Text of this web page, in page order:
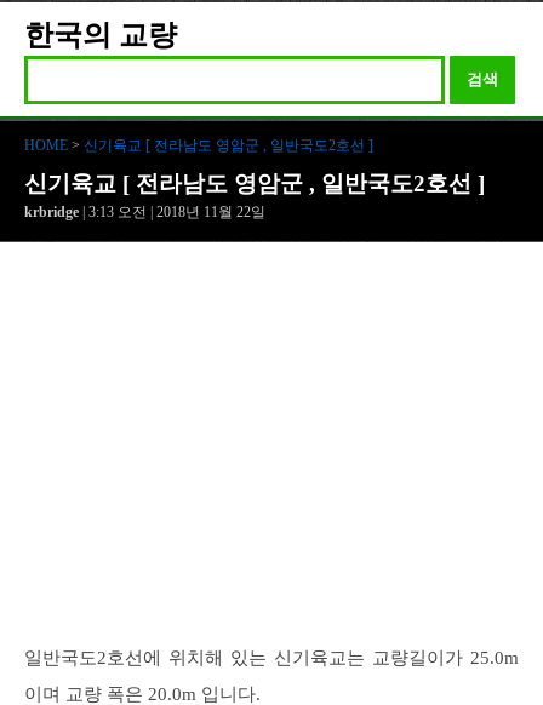
한국의 교량
검색
HOME > 신기육교 [ 전라남도 영암군 , 일반국도2호선 ]
신기육교 [ 전라남도 영암군 , 일반국도2호선 ]
krbridge | 3:13 오전 | 2018년 11월 22일
일반국도2호선에 위치해 있는 신기육교는 교량길이가 25.0m
이며 교량 폭은 20.0m 입니다.